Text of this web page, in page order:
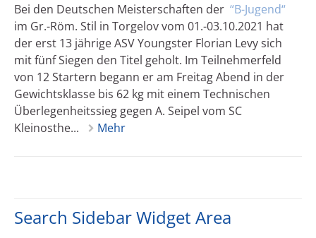
Bei den Deutschen Meisterschaften der
B-Jugend
im Gr.-Röm. Stil in Torgelov vom 01.-03.10.2021 hat
der erst 13 jährige ASV Youngster Florian Levy sich
mit fünf Siegen den Titel geholt. Im Teilnehmerfeld
von 12 Startern begann er am Freitag Abend in der
Gewichtsklasse bis 62 kg mit einem Technischen
Überlegenheitssieg gegen A. Seipel vom SC
Kleinosthe...
Mehr
Search Sidebar Widget Area